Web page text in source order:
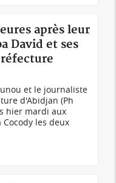
après leur
David et ses
et le journaliste
d'Abidjan (Ph
hier mardi aux
les deux